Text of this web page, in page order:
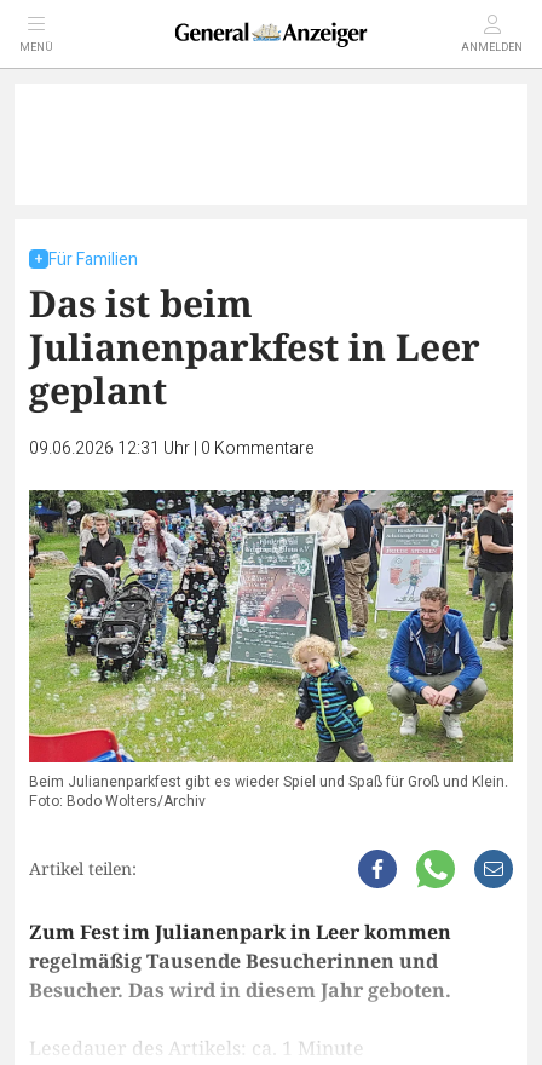
MENÜ ANMELDEN
Für Familien
Das ist beim
Julianenparkfest in Leer
geplant
09.06.2026 12:31 Uhr| 0 Kommentare
Beim Julianenparkfest gibt es wieder Spiel und Spaß für Groß und Klein.
Foto: Bodo Wolters/Archiv
Artikel teilen:
Zum Fest im Julianenpark in Leer kommen
regelmäßig Tausende Besucherinnen und
Besucher. Das wird in diesem Jahr geboten.
Lesedauer des Artikels: ca. 1 Minute